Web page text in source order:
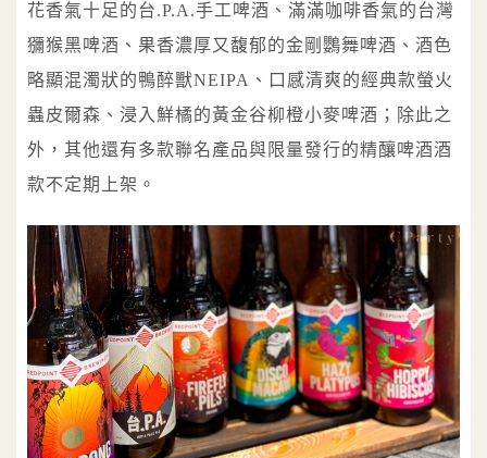
花香氣十足的台.P.A.手工啤酒、滿滿咖啡香氣的台灣
獼猴黑啤酒、果香濃厚又馥郁的金剛鸚舞啤酒、酒色
略顯混濁狀的鴨醉獸NEIPA、口感清爽的經典款螢火
蟲皮爾森、浸入鮮橘的黃金谷柳橙小麥啤酒；除此之
外，其他還有多款聯名產品與限量發行的精釀啤酒酒
款不定期上架。